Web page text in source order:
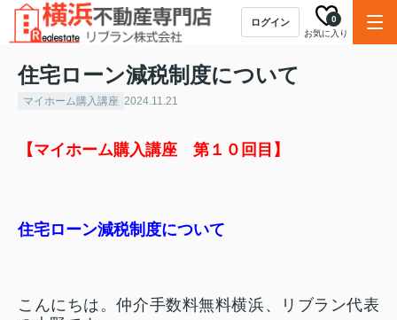
ログイン
お気に入り
0
住宅ローン減税制度について
マイホーム購入講座 2024.11.21
【マイホーム購入講座 第１０回目】
住宅ローン減税制度について
こんにちは。仲介手数料無料横浜、リブラン代表